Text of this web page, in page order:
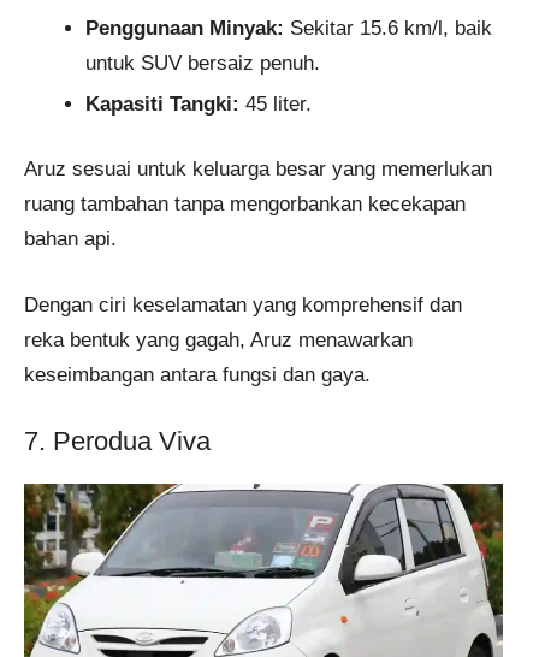
Penggunaan Minyak: Sekitar 15.6 km/l, baik
untuk SUV bersaiz penuh.
Kapasiti Tangki: 45 liter.
Aruz sesuai untuk keluarga besar yang memerlukan
ruang tambahan tanpa mengorbankan kecekapan
bahan api.
Dengan ciri keselamatan yang komprehensif dan
reka bentuk yang gagah, Aruz menawarkan
keseimbangan antara fungsi dan gaya.
7. Perodua Viva